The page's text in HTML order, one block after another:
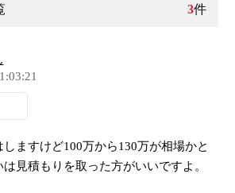
3件
ますけど100万から130万が相場かと
見積もりを取った方がいいですよ。